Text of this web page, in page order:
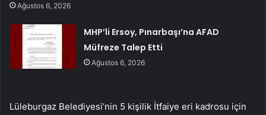
Ağustos 6, 2026
MHP’li Ersoy, Pınarbaşı’na AFAD
Müfreze Talep Etti
Ağustos 6, 2026
Lüleburgaz Belediyesi’nin 5 kişilik İtfaiye eri kadrosu için